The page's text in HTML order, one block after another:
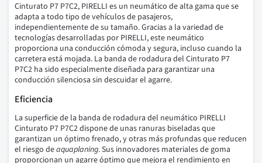
Cinturato P7 P7C2, PIRELLI es un neumático de alta gama que se
adapta a todo tipo de vehículos de pasajeros,
independientemente de su tamaño. Gracias a la variedad de
tecnologías desarrolladas por PIRELLI, este neumático
proporciona una conducción cómoda y segura, incluso cuando la
carretera está mojada. La banda de rodadura del Cinturato P7
P7C2 ha sido especialmente diseñada para garantizar una
conducción silenciosa sin descuidar el agarre.
Eficiencia
La superficie de la banda de rodadura del neumático PIRELLI
Cinturato P7 P7C2 dispone de unas ranuras biseladas que
garantizan un óptimo frenado, y otras más profundas que reducen
el riesgo deaquaplaning. Sus innovadores materiales de goma
proporcionan un agarre óptimo que mejora el rendimiento en